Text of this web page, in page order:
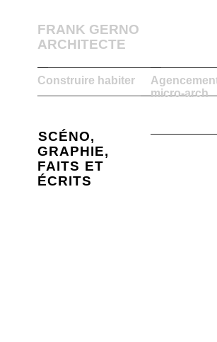
FRANK GERNO
ARCHITECTE
Construire habiter
micro-arch
SCÉNO,
GRAPHIE,
FAITS ET
ÉCRITS
——————————